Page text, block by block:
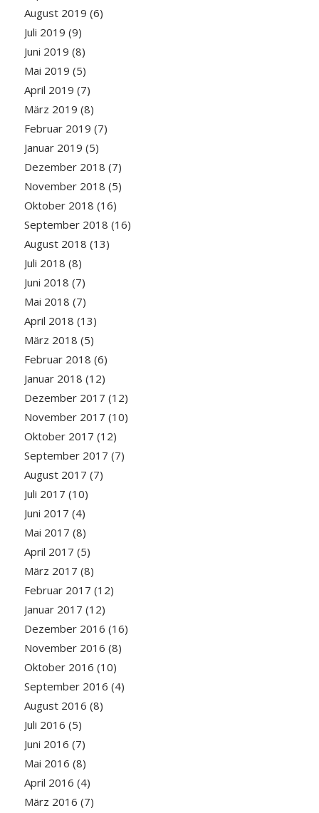
August 2019 (6)
Juli 2019 (9)
Juni 2019 (8)
Mai 2019 (5)
April 2019 (7)
März 2019 (8)
Februar 2019 (7)
Januar 2019 (5)
Dezember 2018 (7)
November 2018 (5)
Oktober 2018 (16)
September 2018 (16)
August 2018 (13)
Juli 2018 (8)
Juni 2018 (7)
Mai 2018 (7)
April 2018 (13)
März 2018 (5)
Februar 2018 (6)
Januar 2018 (12)
Dezember 2017 (12)
November 2017 (10)
Oktober 2017 (12)
September 2017 (7)
August 2017 (7)
Juli 2017 (10)
Juni 2017 (4)
Mai 2017 (8)
April 2017 (5)
März 2017 (8)
Februar 2017 (12)
Januar 2017 (12)
Dezember 2016 (16)
November 2016 (8)
Oktober 2016 (10)
September 2016 (4)
August 2016 (8)
Juli 2016 (5)
Juni 2016 (7)
Mai 2016 (8)
April 2016 (4)
März 2016 (7)